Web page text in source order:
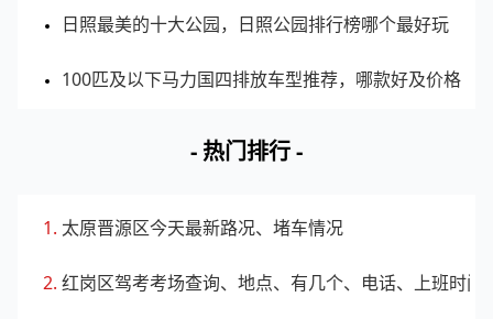
数化值，客流指数越大表示该区域内客流越多。
日照最美的十大公园，日照公园排行榜哪个最好玩
100匹及以下马力国四排放车型推荐，哪款好及价格
- 热门排行 -
太原晋源区今天最新路况、堵车情况
红岗区驾考考场查询、地点、有几个、电话、上班时间